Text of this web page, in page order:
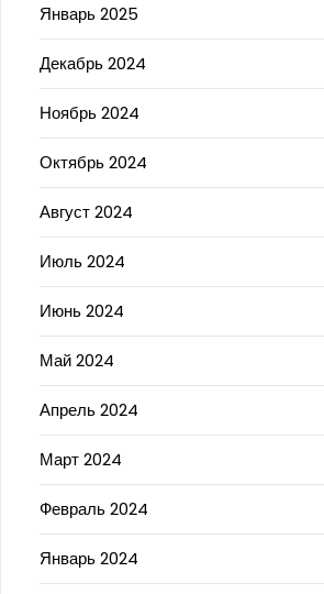
Январь 2025
Декабрь 2024
Ноябрь 2024
Октябрь 2024
Август 2024
Июль 2024
Июнь 2024
Май 2024
Апрель 2024
Март 2024
Февраль 2024
Январь 2024